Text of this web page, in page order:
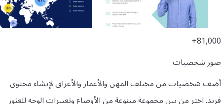
81,000+
صور شخصيات
أضف شخصيات من مختلف المهن والأعمار والأعراق لإنشاء محتوى
فريد. اختر من بين مجموعة متنوعة من الأوضاع وتعبيرات الوجه للعثور